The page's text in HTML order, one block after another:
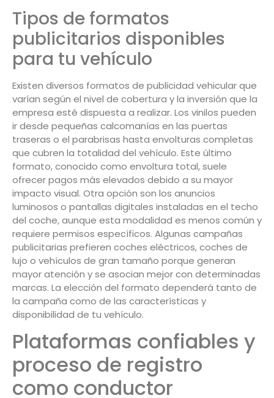
Tipos de formatos
publicitarios disponibles
para tu vehículo
Existen diversos formatos de publicidad vehicular que
varían según el nivel de cobertura y la inversión que la
empresa esté dispuesta a realizar. Los vinilos pueden
ir desde pequeñas calcomanías en las puertas
traseras o el parabrisas hasta envolturas completas
que cubren la totalidad del vehículo. Este último
formato, conocido como envoltura total, suele
ofrecer pagos más elevados debido a su mayor
impacto visual. Otra opción son los anuncios
luminosos o pantallas digitales instaladas en el techo
del coche, aunque esta modalidad es menos común y
requiere permisos específicos. Algunas campañas
publicitarias prefieren coches eléctricos, coches de
lujo o vehículos de gran tamaño porque generan
mayor atención y se asocian mejor con determinadas
marcas. La elección del formato dependerá tanto de
la campaña como de las características y
disponibilidad de tu vehículo.
Plataformas confiables y
proceso de registro
como conductor